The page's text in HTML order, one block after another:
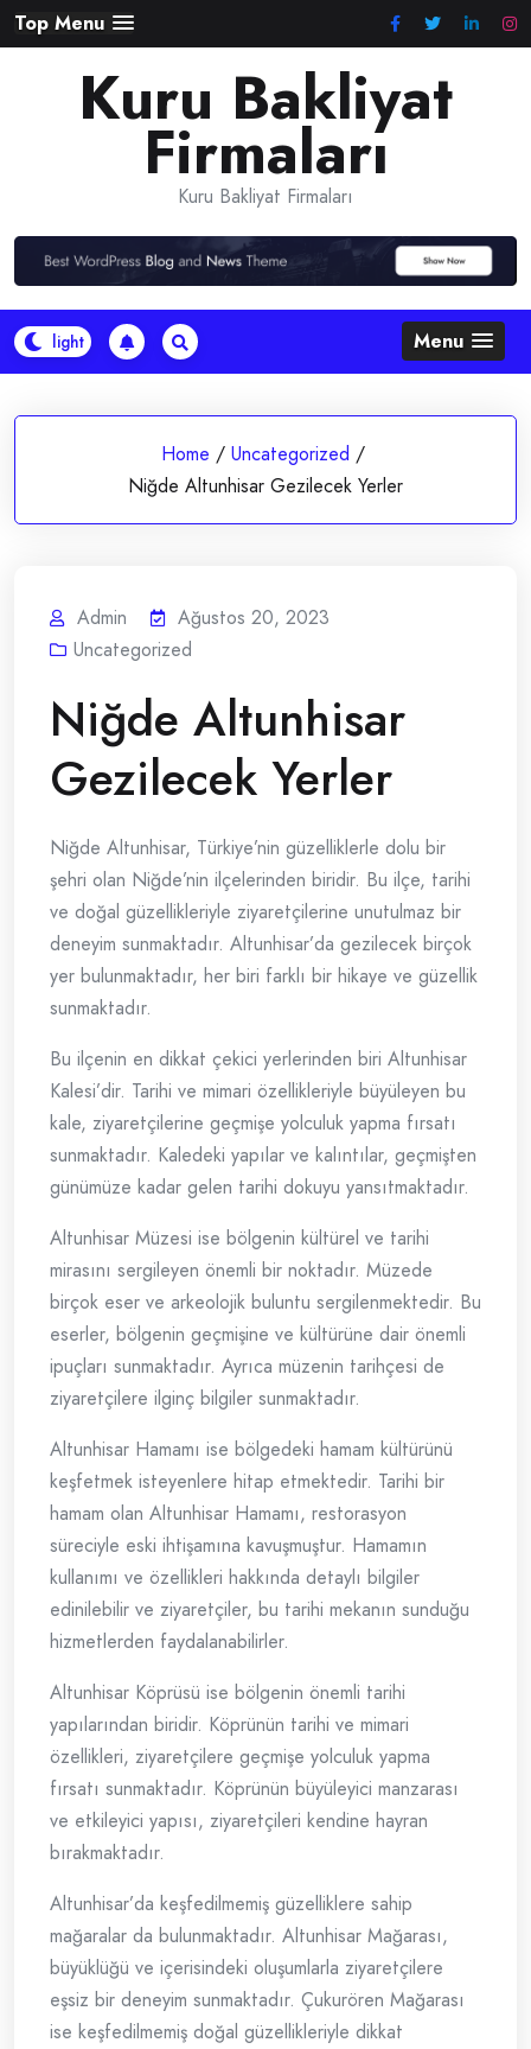
Skip
to
Top Menu
Kuru Bakliyat
Firmaları
Kuru Bakliyat Firmaları
Menu
Home / Uncategorized /
Niğde Altunhisar Gezilecek Yerler
Admin
Ağustos 20, 2023
Uncategorized
Niğde Altunhisar
Gezilecek Yerler
Niğde Altunhisar, Türkiye’nin güzelliklerle dolu bir
şehri olan Niğde’nin ilçelerinden biridir. Bu ilçe, tarihi
ve doğal güzellikleriyle ziyaretçilerine unutulmaz bir
deneyim sunmaktadır. Altunhisar’da gezilecek birçok
yer bulunmaktadır, her biri farklı bir hikaye ve güzellik
sunmaktadır.
Bu ilçenin en dikkat çekici yerlerinden biri Altunhisar
Kalesi’dir. Tarihi ve mimari özellikleriyle büyüleyen bu
kale, ziyaretçilerine geçmişe yolculuk yapma fırsatı
sunmaktadır. Kaledeki yapılar ve kalıntılar, geçmişten
günümüze kadar gelen tarihi dokuyu yansıtmaktadır.
Altunhisar Müzesi ise bölgenin kültürel ve tarihi
mirasını sergileyen önemli bir noktadır. Müzede
birçok eser ve arkeolojik buluntu sergilenmektedir. Bu
eserler, bölgenin geçmişine ve kültürüne dair önemli
ipuçları sunmaktadır. Ayrıca müzenin tarihçesi de
ziyaretçilere ilginç bilgiler sunmaktadır.
Altunhisar Hamamı ise bölgedeki hamam kültürünü
keşfetmek isteyenlere hitap etmektedir. Tarihi bir
hamam olan Altunhisar Hamamı, restorasyon
süreciyle eski ihtişamına kavuşmuştur. Hamamın
kullanımı ve özellikleri hakkında detaylı bilgiler
edinilebilir ve ziyaretçiler, bu tarihi mekanın sunduğu
hizmetlerden faydalanabilirler.
Altunhisar Köprüsü ise bölgenin önemli tarihi
yapılarından biridir. Köprünün tarihi ve mimari
özellikleri, ziyaretçilere geçmişe yolculuk yapma
fırsatı sunmaktadır. Köprünün büyüleyici manzarası
ve etkileyici yapısı, ziyaretçileri kendine hayran
bırakmaktadır.
Altunhisar’da keşfedilmemiş güzelliklere sahip
mağaralar da bulunmaktadır. Altunhisar Mağarası,
büyüklüğü ve içerisindeki oluşumlarla ziyaretçilere
eşsiz bir deneyim sunmaktadır. Çukurören Mağarası
ise keşfedilmemiş doğal güzellikleriyle dikkat